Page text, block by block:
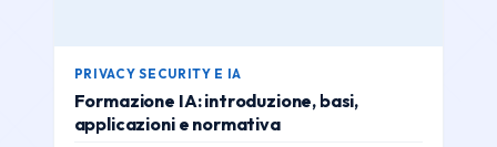
PRIVACY SECURITY E IA
Formazione IA: introduzione, basi,
applicazioni e normativa